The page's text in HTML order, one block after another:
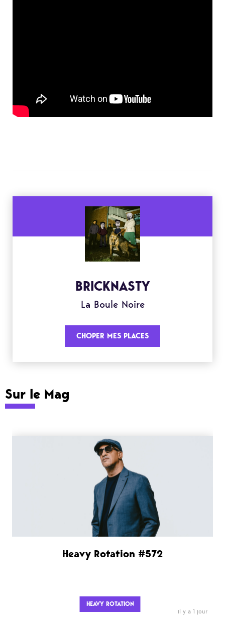
BRICKNASTY
La Boule Noire
CHOPER MES PLACES
Sur le Mag
Heavy Rotation #572
HEAVY ROTATION
il y a 1 jour